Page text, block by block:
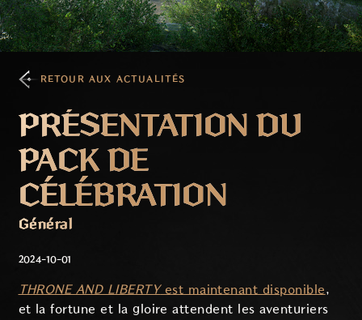
RETOUR AUX ACTUALITÉS
PRÉSENTATION DU
PACK DE
CÉLÉBRATION
Général
2024-10-01
THRONE AND LIBERTYest maintenant disponible,
et la fortune et la gloire attendent les aventuriers